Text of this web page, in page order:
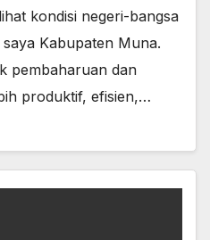
kondisi negeri-bangsa
Kabupaten Muna.
pembaharuan dan
produktif, efisien,…